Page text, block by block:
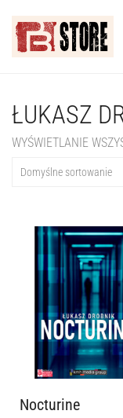
ŁUKASZ
WYŚWIETLANIE
Domyślne sortowanie
Nocturine